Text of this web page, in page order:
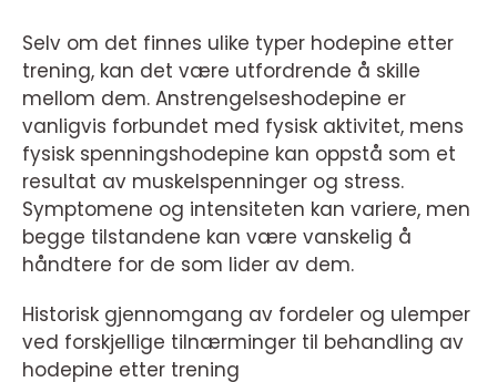
Selv om det finnes ulike typer hodepine etter
trening, kan det være utfordrende å skille
mellom dem. Anstrengelseshodepine er
vanligvis forbundet med fysisk aktivitet, mens
fysisk spenningshodepine kan oppstå som et
resultat av muskelspenninger og stress.
Symptomene og intensiteten kan variere, men
begge tilstandene kan være vanskelig å
håndtere for de som lider av dem.
Historisk gjennomgang av fordeler og ulemper
ved forskjellige tilnærminger til behandling av
hodepine etter trening